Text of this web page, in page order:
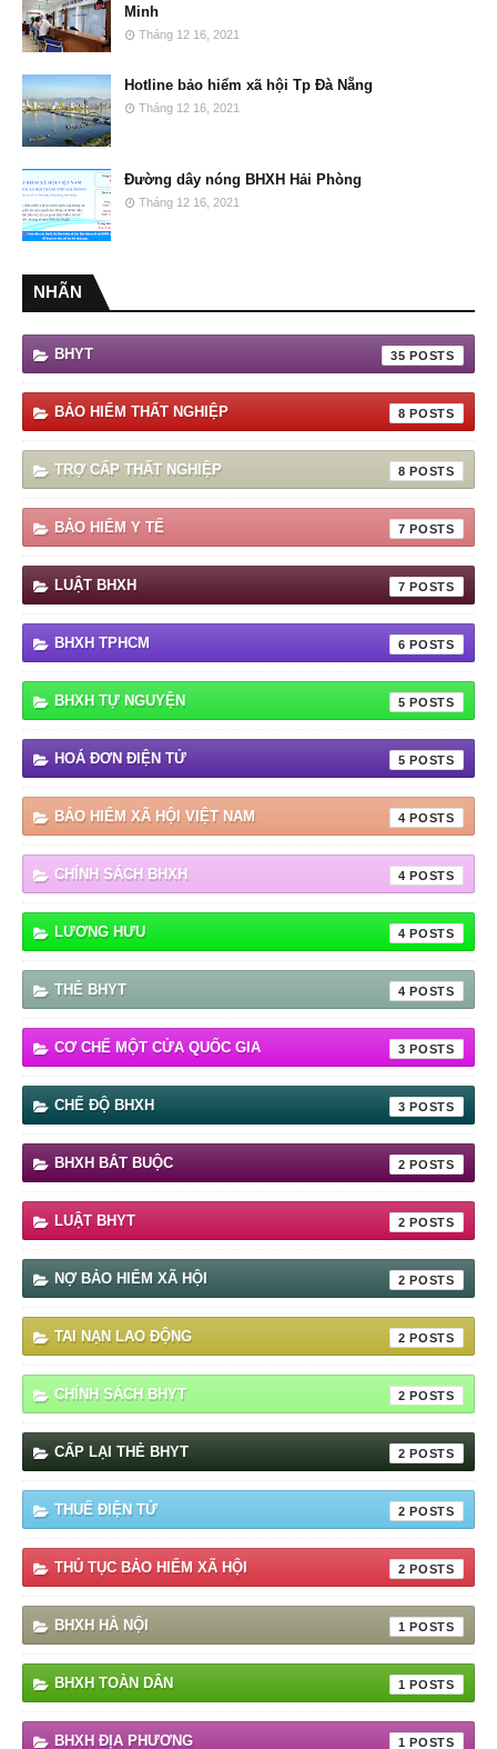
Minh
Tháng 12 16, 2021
Hotline bảo hiểm xã hội Tp Đà Nẵng
Tháng 12 16, 2021
Đường dây nóng BHXH Hải Phòng
Tháng 12 16, 2021
NHÃN
BHYT 35
BẢO HIỂM THẤT NGHIỆP 8
TRỢ CẤP THẤT NGHIỆP 8
BẢO HIỂM Y TẾ 7
LUẬT BHXH 7
BHXH TPHCM 6
BHXH TỰ NGUYỆN 5
HOÁ ĐƠN ĐIỆN TỬ 5
BẢO HIỂM XÃ HỘI VIỆT NAM 4
CHÍNH SÁCH BHXH 4
LƯƠNG HƯU 4
THẺ BHYT 4
CƠ CHẾ MỘT CỬA QUỐC GIA 3
CHẾ ĐỘ BHXH 3
BHXH BẮT BUỘC 2
LUẬT BHYT 2
NỢ BẢO HIỂM XÃ HỘI 2
TAI NẠN LAO ĐỘNG 2
CHÍNH SÁCH BHYT 2
CẤP LẠI THẺ BHYT 2
THUẾ ĐIỆN TỬ 2
THỦ TỤC BẢO HIỂM XÃ HỘI 2
BHXH HÀ NỘI 1
BHXH TOÀN DÂN 1
BHXH ĐỊA PHƯƠNG 1